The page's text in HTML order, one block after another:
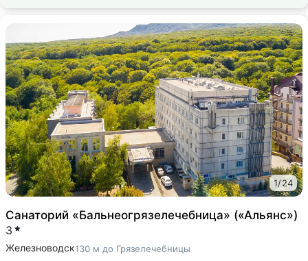
1/24
Санаторий «Бальнеогрязелечебница» («Альянс»)
3
Железноводск130 м до Грязелечебницы